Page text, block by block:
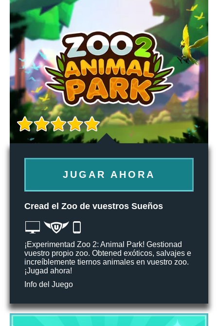
JUGAR AHORA
Cread el Zoo de vuestros Sueños
¡Experimentad Zoo 2: Animal Park! Gestionad
vuestro propio zoo. Obtened exóticos, salvajes e
increíblemente tiernos animales en vuestro zoo.
¡Jugad ahora!
Info del Juego